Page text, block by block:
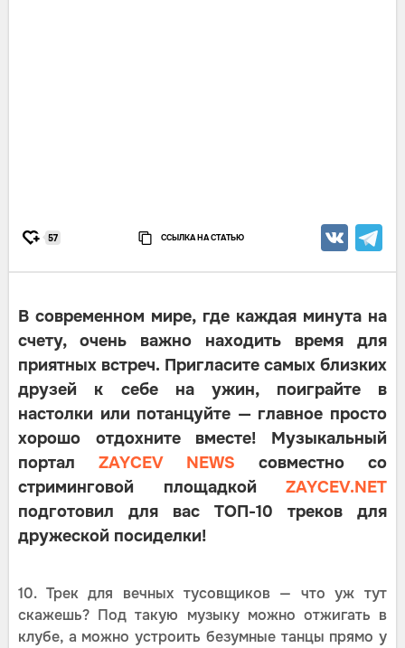
57 ССЫЛКА НА СТАТЬЮ
В современном мире, где каждая минута на
счету, очень важно находить время для
приятных встреч. Пригласите самых близких
друзей к себе на ужин, поиграйте в
настолки или потанцуйте — главное просто
хорошо отдохните вместе! Музыкальный
портал ZAYCEV NEWS совместно со
стриминговой площадкой ZAYCEV.NET
подготовил для вас ТОП-10 треков для
дружеской посиделки!
10. Трек для вечных тусовщиков — что уж тут
скажешь? Под такую музыку можно отжигать в
клубе, а можно устроить безумные танцы прямо у